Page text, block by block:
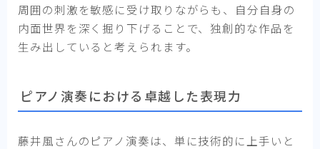
周囲の刺激を敏感に受け取りながらも、自分自身の
内面世界を深く掘り下げることで、独創的な作品を
生み出していると考えられます。
ピアノ演奏における卓越した表現力
藤井風さんのピアノ演奏は、単に技術的に上手いと